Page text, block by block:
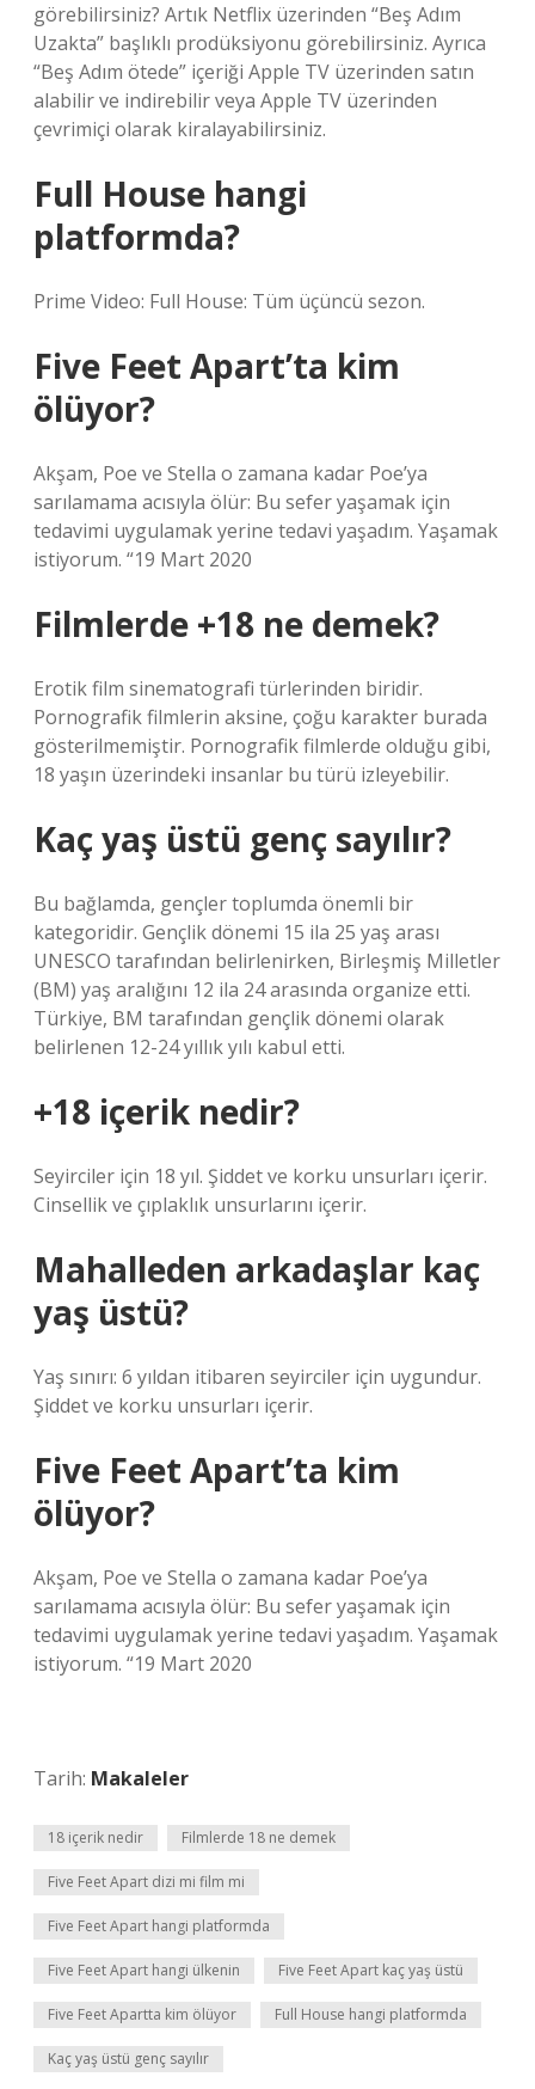
görebilirsiniz? Artık Netflix üzerinden “Beş Adım
Uzakta” başlıklı prodüksiyonu görebilirsiniz. Ayrıca
“Beş Adım ötede” içeriği Apple TV üzerinden satın
alabilir ve indirebilir veya Apple TV üzerinden
çevrimiçi olarak kiralayabilirsiniz.
Full House hangi
platformda?
Prime Video: Full House: Tüm üçüncü sezon.
Five Feet Apart’ta kim
ölüyor?
Akşam, Poe ve Stella o zamana kadar Poe’ya
sarılamama acısıyla ölür: Bu sefer yaşamak için
tedavimi uygulamak yerine tedavi yaşadım. Yaşamak
istiyorum. “19 Mart 2020
Filmlerde +18 ne demek?
Erotik film sinematografi türlerinden biridir.
Pornografik filmlerin aksine, çoğu karakter burada
gösterilmemiştir. Pornografik filmlerde olduğu gibi,
18 yaşın üzerindeki insanlar bu türü izleyebilir.
Kaç yaş üstü genç sayılır?
Bu bağlamda, gençler toplumda önemli bir
kategoridir. Gençlik dönemi 15 ila 25 yaş arası
UNESCO tarafından belirlenirken, Birleşmiş Milletler
(BM) yaş aralığını 12 ila 24 arasında organize etti.
Türkiye, BM tarafından gençlik dönemi olarak
belirlenen 12-24 yıllık yılı kabul etti.
+18 içerik nedir?
Seyirciler için 18 yıl. Şiddet ve korku unsurları içerir.
Cinsellik ve çıplaklık unsurlarını içerir.
Mahalleden arkadaşlar kaç
yaş üstü?
Yaş sınırı: 6 yıldan itibaren seyirciler için uygundur.
Şiddet ve korku unsurları içerir.
Five Feet Apart’ta kim
ölüyor?
Akşam, Poe ve Stella o zamana kadar Poe’ya
sarılamama acısıyla ölür: Bu sefer yaşamak için
tedavimi uygulamak yerine tedavi yaşadım. Yaşamak
istiyorum. “19 Mart 2020
Tarih: Makaleler
18 içerik nedir Filmlerde 18 ne demek
Five Feet Apart dizi mi film mi
Five Feet Apart hangi platformda
Five Feet Apart hangi ülkenin Five Feet Apart kaç yaş üstü
Five Feet Apartta kim ölüyor Full House hangi platformda
Kaç yaş üstü genç sayılır